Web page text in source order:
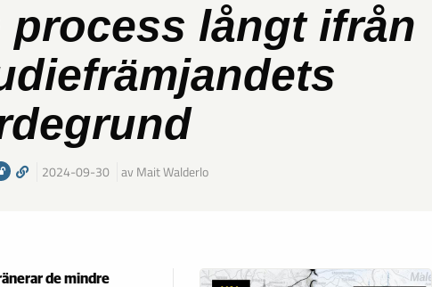
process långt ifrån
2024-09-30 av Mait Walderlo
de mindre